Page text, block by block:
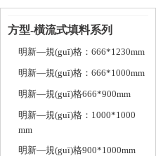
方型-橫流式填料系列
明新—規(guī)格：666*1230mm
明新—規(guī)格：666*1000mm
明新—規(guī)格666*900mm
明新—規(guī)格：1000*1000
mm
明新—規(guī)格900*1000mm